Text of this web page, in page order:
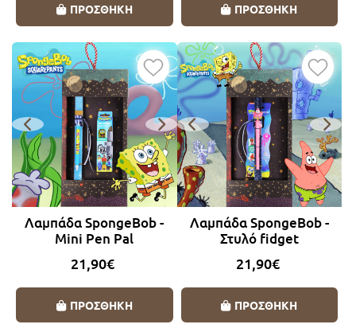
ΠΡΟΣΘΗΚΗ ΠΡΟΣΘΗΚΗ
Λαμπάδα SpongeBob -
Mini Pen Pal
21,90€
ΠΡΟΣΘΗΚΗ
Λαμπάδα SpongeBob -
Στυλό fidget
21,90€
ΠΡΟΣΘΗΚΗ